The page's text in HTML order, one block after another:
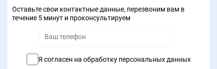
Оставьте свои контактные данные, перезвоним вам в
течение 5 минут и проконсультируем
Я согласен на обработку персональных данных